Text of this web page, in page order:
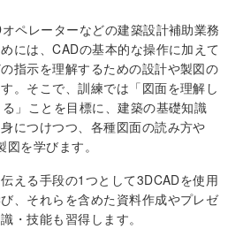
ペレーターなどの建築設計補助業務
には、CADの基本的な操作に加えて
指示を理解するための設計や製図の
。そこで、訓練では「図面を理解し
」ことを目標に、建築の基礎知識
につけつつ、各種図面の読み方や
を学びます。
える手段の1つとして3DCADを使用
、それらを含めた資料作成やプレゼ
・技能も習得します。